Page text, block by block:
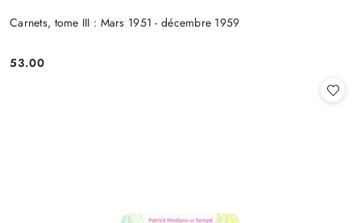
Carnets, tome III : Mars 1951 - décembre 1959
Cena:
53.00